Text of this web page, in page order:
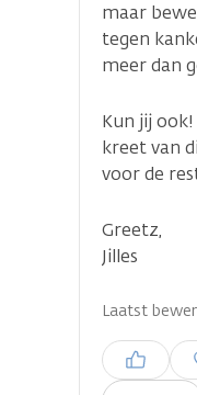
maar
tegen
meer dan
Kun jij
kreet van
voor de
Greetz,
Jilles
Laatst
Inloggen om
plaatsen